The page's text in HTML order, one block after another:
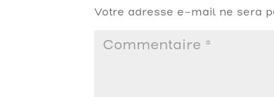
Votre adresse e-mail ne sera